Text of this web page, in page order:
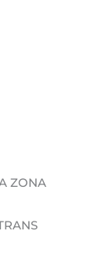
ZONA